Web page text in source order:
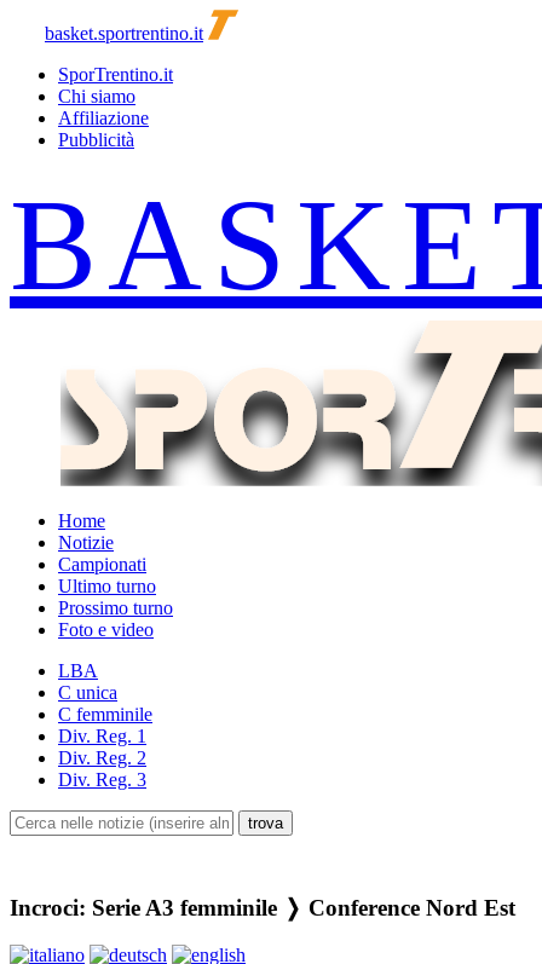
basket.sportrentino.it
SporTrentino.it
Chi siamo
Affiliazione
Pubblicità
Home
Notizie
Campionati
Ultimo turno
Prossimo turno
Foto e video
LBA
C unica
C femminile
Div. Reg. 1
Div. Reg. 2
Div. Reg. 3
Incroci: Serie A3 femminile ❭ Conference Nord Est